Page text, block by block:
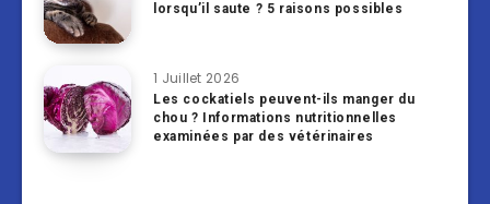
lorsqu’il saute ? 5 raisons possibles
1 Juillet 2026
Les cockatiels peuvent-ils manger du
chou ? Informations nutritionnelles
examinées par des vétérinaires